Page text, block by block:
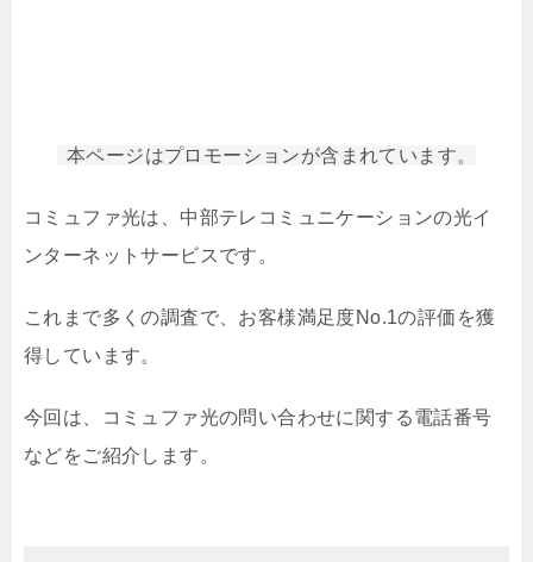
本ページはプロモーションが含まれています。
コミュファ光は、中部テレコミュニケーションの光イ
ンターネットサービスです。
これまで多くの調査で、お客様満足度No.1の評価を獲
得しています。
今回は、コミュファ光の問い合わせに関する電話番号
などをご紹介します。